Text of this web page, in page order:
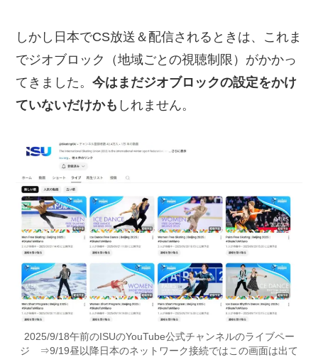
しかし日本でCS放送＆配信されるときは、これま
でジオブロック（地域ごとの視聴制限）がかかっ
てきました。今はまだジオブロックの設定をかけ
ていないだけかも しれません。
2025/9/18午前のISUのYouTube公式チャンネルのライブペー
ジ ⇒9/19昼以降日本のネットワーク接続ではこの画面は出て